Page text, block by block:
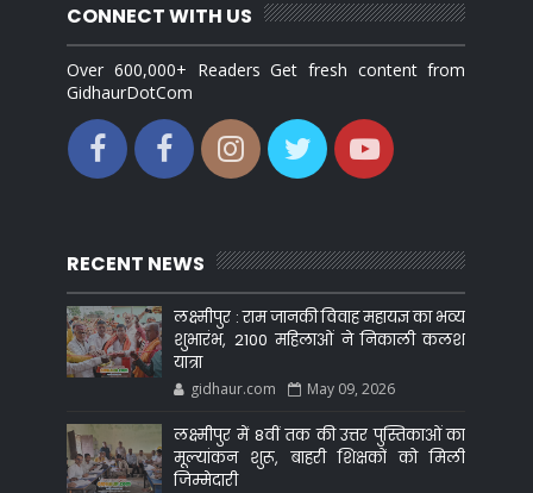
CONNECT WITH US
Over 600,000+ Readers Get fresh content from
GidhaurDotCom
RECENT NEWS
लक्ष्मीपुर : राम जानकी विवाह महायज्ञ का भव्य
शुभारंभ, 2100 महिलाओं ने निकाली कलश
यात्रा
gidhaur.com May 09, 2026
लक्ष्मीपुर में 8वीं तक की उत्तर पुस्तिकाओं का
मूल्यांकन शुरू, बाहरी शिक्षकों को मिली
जिम्मेदारी